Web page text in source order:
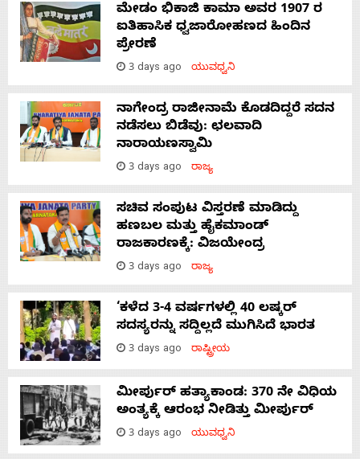
ಮೇಡಂ ಭಿಕಾಜಿ ಕಾಮಾ ಅವರ 1907 ರ
ಐತಿಹಾಸಿಕ ಧ್ವಜಾರೋಹಣದ ಹಿಂದಿನ
ಪ್ರೇರಣೆ
3 days ago ಯುವಧ್ವನಿ
ನಾಗೇಂದ್ರ ರಾಜೀನಾಮೆ ಕೊಡದಿದ್ದರೆ ಸದನ
ನಡೆಸಲು ಬಿಡೆವು: ಛಲವಾದಿ
ನಾರಾಯಣಸ್ವಾಮಿ
3 days ago ರಾಜ್ಯ
ಸಚಿವ ಸಂಪುಟ ವಿಸ್ತರಣೆ ಮಾಡಿದ್ದು
ಹಣಬಲ ಮತ್ತು ಹೈಕಮಾಂಡ್
ರಾಜಕಾರಣಕ್ಕೆ: ವಿಜಯೇಂದ್ರ
3 days ago ರಾಜ್ಯ
‘ಕಳೆದ 3-4 ವರ್ಷಗಳಲ್ಲಿ 40 ಲಷ್ಕರ್
ಸದಸ್ಯರನ್ನು ಸದ್ದಿಲ್ಲದೆ ಮುಗಿಸಿದೆ ಭಾರತ
3 days ago ರಾಷ್ಟ್ರೀಯ
ಮೀರ್ಪುರ್ ಹತ್ಯಾಕಾಂಡ: 370 ನೇ ವಿಧಿಯ
ಅಂತ್ಯಕ್ಕೆ ಆರಂಭ ನೀಡಿತ್ತು ಮೀರ್ಪುರ್
3 days ago ಯುವಧ್ವನಿ